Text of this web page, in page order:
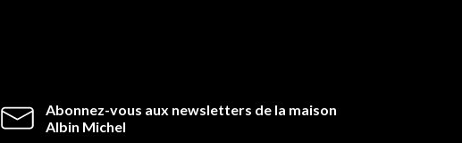
Abonnez-vous aux newsletters de la maison
Albin Michel